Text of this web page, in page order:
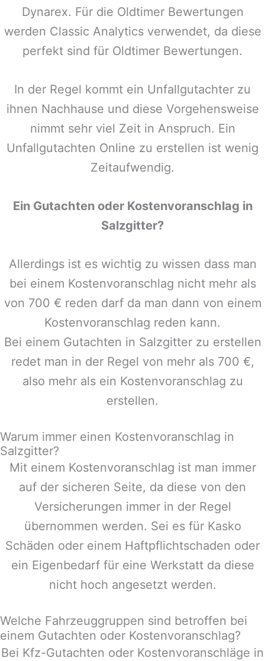
Dynarex. Für die Oldtimer Bewertungen
werden Classic Analytics verwendet, da diese
perfekt sind für Oldtimer Bewertungen.
In der Regel kommt ein Unfallgutachter zu
ihnen Nachhause und diese Vorgehensweise
nimmt sehr viel Zeit in Anspruch. Ein
Unfallgutachten Online zu erstellen ist wenig
Zeitaufwendig.
Ein Gutachten oder Kostenvoranschlag in
Salzgitter?
Allerdings ist es wichtig zu wissen dass man
bei einem Kostenvoranschlag nicht mehr als
von 700 € reden darf da man dann von einem
Kostenvoranschlag reden kann.
Bei einem Gutachten in Salzgitterzu erstellen
redet man in der Regel von mehr als 700 €,
also mehr als ein Kostenvoranschlag zu
erstellen.
Warum immer einen Kostenvoranschlag in
Salzgitter?
Mit einem Kostenvoranschlag ist man immer
auf der sicheren Seite, da diese von den
Versicherungen immer in der Regel
übernommen werden. Sei es für Kasko
Schäden oder einem Haftpflichtschaden oder
ein Eigenbedarf für eine Werkstatt da diese
nicht hoch angesetzt werden.
Welche Fahrzeuggruppen sind betroffen bei
einem Gutachten oder Kostenvoranschlag?
Bei Kfz-Gutachten oder Kostenvoranschläge in